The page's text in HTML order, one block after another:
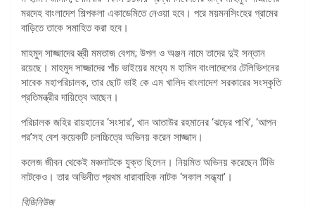
মরদেহ বাংলাদেশ শিল্পকলা একাডেমিতে নেওয়া হবে। পরে ময়মনসিংহের গ্রামের
বাড়িতে তাকে সমাহিত করা হবে।
মাহমুদ সাজ্জাদের স্ত্রী মমতাজ বেগম; উপল ও অঞ্জন নামে তাদের দুই সন্তান
রয়েছে। মাহমুদ সাজ্জাদের পাঁচ ভাইয়ের মধ্যে ম হামিদ বাংলাদেশের টেলিভিশনের
সাবেক মহাপরিচালক, তার ছোট ভাই কে এম খালিদ বাংলাদেশ সরকারের সংস্কৃতি
প্রতিমন্ত্রীর দায়িত্বে আছেন।
পরিচালক জহির রায়হানের ‘সংসার’, খান আতাউর রহমানের ‘ঝড়ের পাখি’, ‘আপন
পর’সহ বেশ কয়েকটি চলচ্চিত্রে অভিনয় করেন সাজ্জাদ।
কলেজ জীবন থেকেই মঞ্চনাটকে যুক্ত ছিলেন। নিয়মিত অভিনয় করেছেন টিভি
নাটকেও। তার অভিনীত প্রথম ধারাবাহিক নাটক ‘সকাল সন্ধ্যা’।
বিডিনিউজ